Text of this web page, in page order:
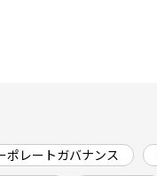
ポレートガバナンス